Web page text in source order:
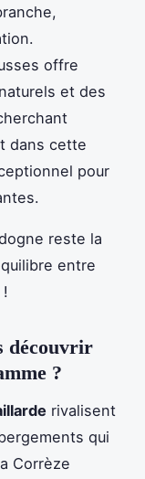
offre
et des
dans cette
pour
reste la
entre
découvrir
?
rivalisent
qui
Corrèze